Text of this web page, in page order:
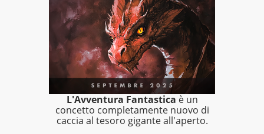
L'Avventura Fantastica è un
concetto completamente nuovo di
caccia al tesoro gigante all'aperto.